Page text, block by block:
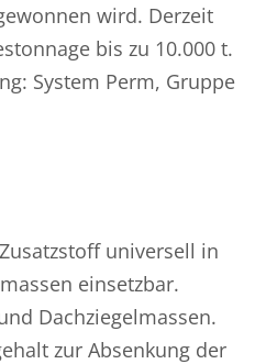
wird. Derzeit
bis zu 10.000 t.
System Perm, Gruppe
universell in
einsetzbar.
Dachziegelmassen.
zur Absenkung der